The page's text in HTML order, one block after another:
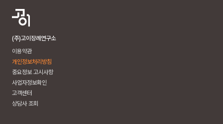
(주)고이장례연구소
이용약관
개인정보처리방침
중요정보 고시사항
사업자정보확인
고객센터
상담사 조회